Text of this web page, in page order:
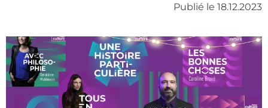
Publié le 18.12.2023